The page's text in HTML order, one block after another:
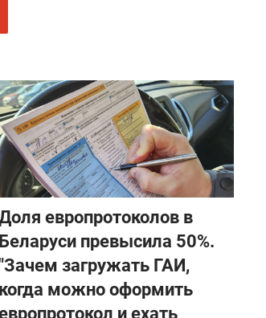
европротоколов в
Беларуси превысила 50%.
загружать ГАИ,
когда можно оформить
и ехать